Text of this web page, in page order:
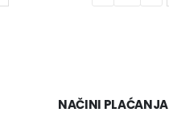
NAČINI PLAĆANJA